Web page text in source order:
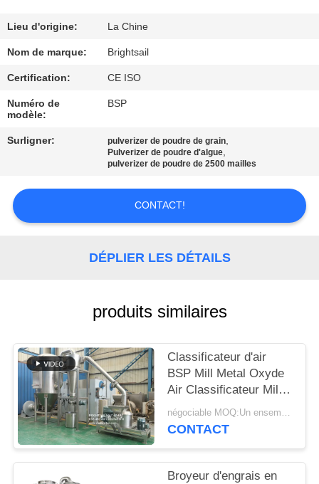
DE
L'USINE
CONTRÔLE
DE
QUALITÉ
CONTACTEZ-
NOUS
NOUVELLES
PLAN
DU
SITE
PRIVACY
POLICY
Lieu d'origine: La Chine
Nom de marque: Brightsail
Certification: CE ISO
Numéro de
modèle:
BSP
Surligner: pulverizer de poudre de grain,
Pulverizer de poudre d'algue,
pulverizer de poudre de 2500 mailles
CONTACT!
DÉPLIER LES DÉTAILS
produits similaires
Classificateur d'air
BSP Mill Metal Oxyde
Air Classificateur Mill
Mill Metal Oxyde ACM
GGRINder de
négociable MOQ:Un ensemble
CONTACT
Broyeur d'engrais en